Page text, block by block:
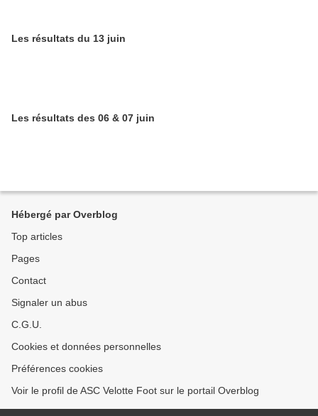
Les résultats du 13 juin
Les résultats des 06 & 07 juin
Hébergé par Overblog
Top articles
Pages
Contact
Signaler un abus
C.G.U.
Cookies et données personnelles
Préférences cookies
Voir le profil de ASC Velotte Foot sur le portail Overblog